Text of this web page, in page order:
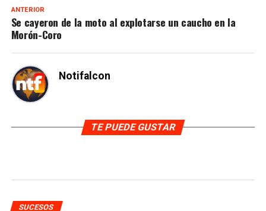
ANTERIOR
Se cayeron de la moto al explotarse un caucho en la
Morón-Coro
Notifalcon
TE PUEDE GUSTAR
SUCESOS